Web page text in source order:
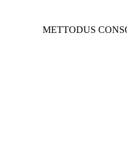
METTODUS